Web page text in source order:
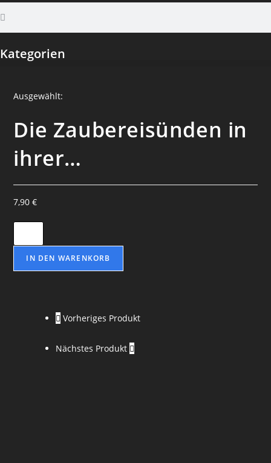
Kategorien
Ausgewählt:
Die Zaubereisünden in
ihrer…
7,90€
IN DEN WARENKORB
Vorheriges Produkt
Nächstes Produkt